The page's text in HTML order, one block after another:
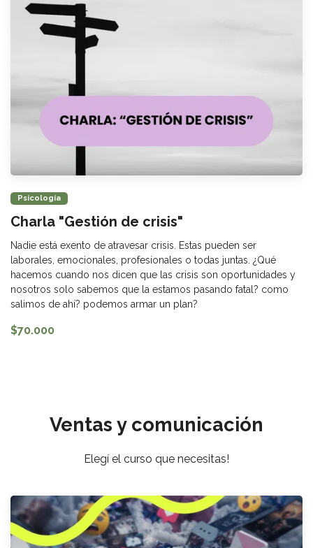
Psicología
Charla "Gestión de crisis"
Nadie está exento de atravesar crisis. Estas pueden ser
laborales, emocionales, profesionales o todas juntas. ¿Qué
hacemos cuando nos dicen que las crisis son oportunidades y
nosotros solo sabemos que la estamos pasando fatal? como
salimos de ahí? podemos armar un plan?
$70.000
Ventas y comunicación
Elegí el curso que necesitas!